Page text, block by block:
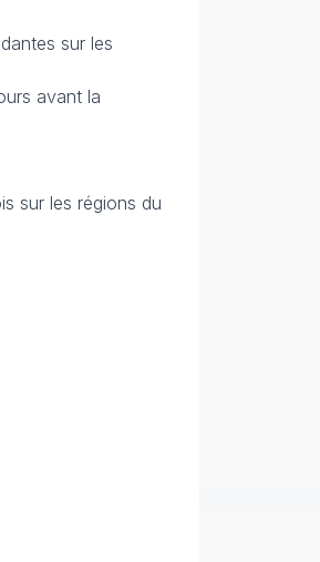
sur les
avant la
sur les régions du